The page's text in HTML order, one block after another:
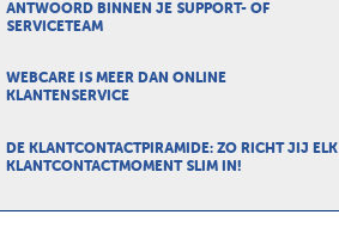
ANTWOORD BINNEN JE SUPPORT- OF
SERVICETEAM
WEBCARE IS MEER DAN ONLINE
KLANTENSERVICE
DE KLANTCONTACTPIRAMIDE: ZO RICHT JIJ ELK
KLANTCONTACTMOMENT SLIM IN!